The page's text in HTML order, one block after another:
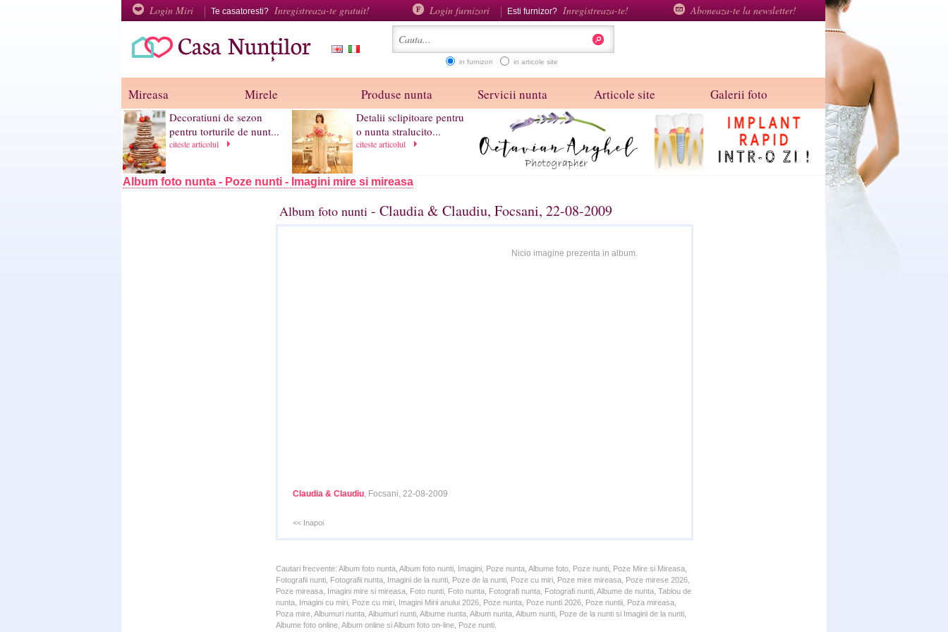
Login Miri Te casatoresti? Inregistreaza-te gratuit! Login furnizori Esti furnizor? Inregistreaza-te! Aboneaza-te la newsletter!
in furnizori in articole site
Mireasa Mirele Produse nunta Servicii nunta Articole site Galerii foto
Decoratiuni de sezon
pentru torturile de nunt...
citeste articolul
Detalii sclipitoare pentru
o nunta stralucito...
citeste articolul
Album foto nunta - Poze nunti - Imagini mire si mireasa
Album foto nunti - Claudia & Claudiu, Focsani, 22-08-2009
Nicio imagine prezenta in album.
Claudia & Claudiu, Focsani, 22-08-2009
<< Inapoi
Cautari frecvente: Album foto nunta, Album foto nunti, Imagini, Poze nunta, Albume foto, Poze nunti, Poze Mire si Mireasa,
Fotografii nunti, Fotografii nunta, Imagini de la nunti, Poze de la nunti, Poze cu miri, Poze mire mireasa, Poze mirese 2026,
Poze mireasa, Imagini mire si mireasa, Foto nunti, Foto nunta, Fotografi nunta, Fotografi nunti, Albume de nunta, Tablou de
nunta, Imagini cu miri, Poze cu miri, Imagini Mirii anului 2026, Poze nunta, Poze nunti 2026, Poze nuntii, Poza mireasa,
Poza mire, Albumuri nunta, Albumuri nunti, Albume nunta, Album nunta, Album nunti, Poze de la nunti si Imagini de la nunti,
Albume foto online, Album online si Album foto on-line, Poze nunti.